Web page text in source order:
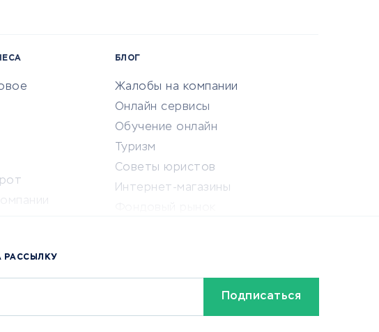
БЛОГ
Жалобы на компании
Онлайн сервисы
Обучение онлайн
Туризм
Советы юристов
Интернет-магазины
РАССЫЛКУ